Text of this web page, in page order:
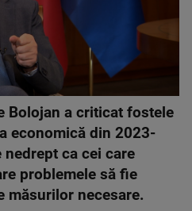
Bolojan a criticat fostele
economică din 2023-
ca cei care
problemele să fie
măsurilor necesare.